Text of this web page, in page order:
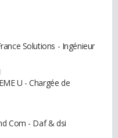
Solutions - Ingénieur
U - Chargée de
Com - Daf & dsi